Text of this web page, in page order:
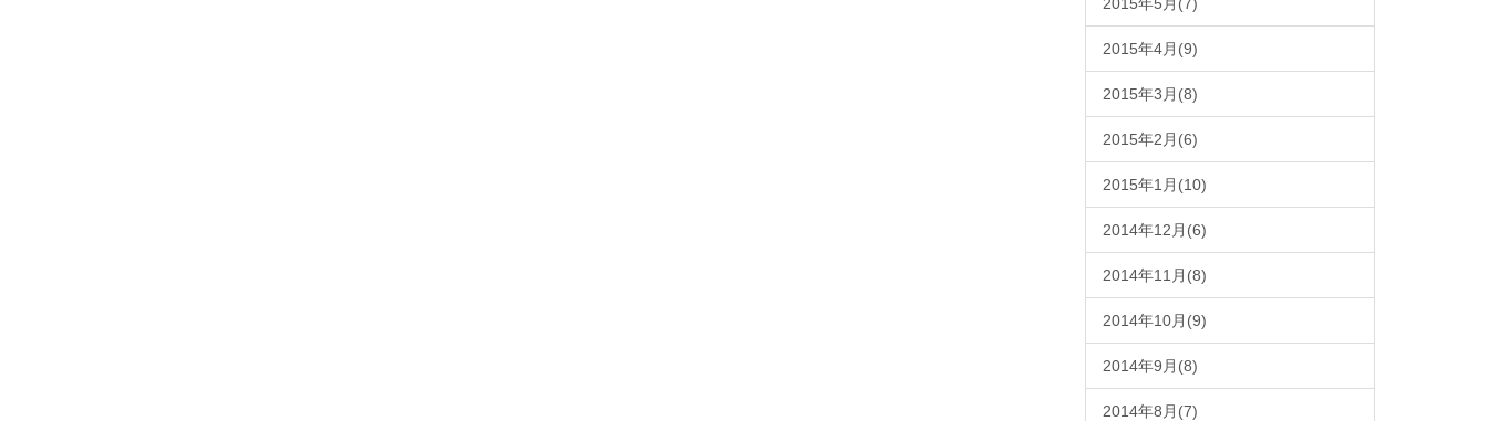
2015年4月(9)
2015年3月(8)
2015年2月(6)
2015年1月(10)
2014年12月(6)
2014年11月(8)
2014年10月(9)
2014年9月(8)
2014年8月(7)